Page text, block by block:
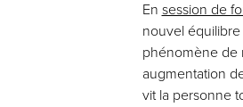
En session de
nouvel
phénomène de
augmentation
vit la personne